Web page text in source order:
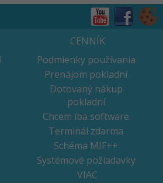
CENNÍK
Podmienky používania
Prenájom pokladní
Dotovaný nákup
pokladní
Chcem iba software
Terminál zdarma
Schéma MIF++
Systémové požiadavky
VIAC